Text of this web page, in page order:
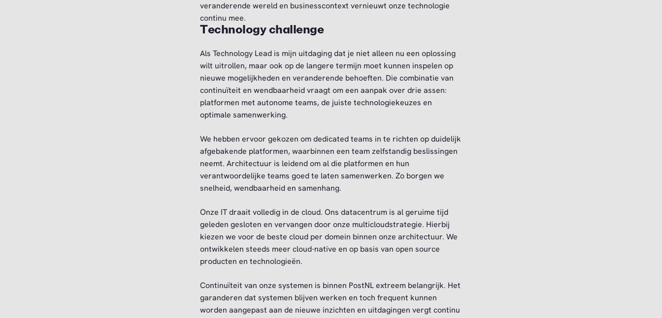
veranderende wereld en businesscontext vernieuwt onze technologie
continu mee.
Technology challenge
Als Technology Lead is mijn uitdaging dat je niet alleen nu een oplossing
wilt uitrollen, maar ook op de langere termijn moet kunnen inspelen op
nieuwe mogelijkheden en veranderende behoeften. Die combinatie van
continuïteit en wendbaarheid vraagt om een aanpak over drie assen:
platformen met autonome teams, de juiste technologiekeuzes en
optimale samenwerking.
We hebben ervoor gekozen om dedicated teams in te richten op duidelijk
afgebakende platformen, waarbinnen een team zelfstandig beslissingen
neemt. Architectuur is leidend om al die platformen en hun
verantwoordelijke teams goed te laten samenwerken. Zo borgen we
snelheid, wendbaarheid en samenhang.
Onze IT draait volledig in de cloud. Ons datacentrum is al geruime tijd
geleden gesloten en vervangen door onze multicloudstrategie. Hierbij
kiezen we voor de beste cloud per domein binnen onze architectuur. We
ontwikkelen steeds meer cloud-native en op basis van open source
producten en technologieën.
Continuïteit van onze systemen is binnen PostNL extreem belangrijk. Het
garanderen dat systemen blijven werken en toch frequent kunnen
worden aangepast aan de nieuwe inzichten en uitdagingen vergt continu